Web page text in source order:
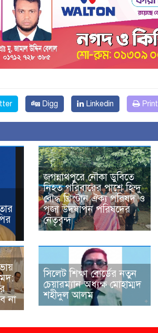
Digg Linkedin Print
জগন্নাথপুরে নৌকা ডুবিতে
নিহত পরিবারের পাশে হিন্দু
বৌদ্ধ খ্রিস্টান ঐক্য পরিষদ ও
পূজা উদযাপন পরিষদের
নেতৃবৃন্দ
না
সিলেট শিক্ষা বোর্ডের নতুন
চেয়ারম্যান অধ্যক্ষ মোহাম্মদ
শহীদুল আলম